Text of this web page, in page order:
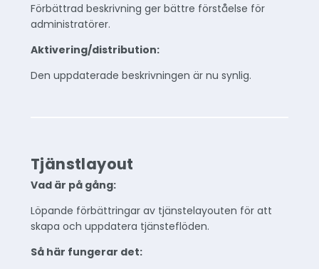
Förbättrad beskrivning ger bättre förståelse för
administratörer.
Aktivering/distribution:
Den uppdaterade beskrivningen är nu synlig.
Tjänstlayout
Vad är på gång:
Löpande förbättringar av tjänstelayouten för att
skapa och uppdatera tjänsteflöden.
Så här fungerar det: